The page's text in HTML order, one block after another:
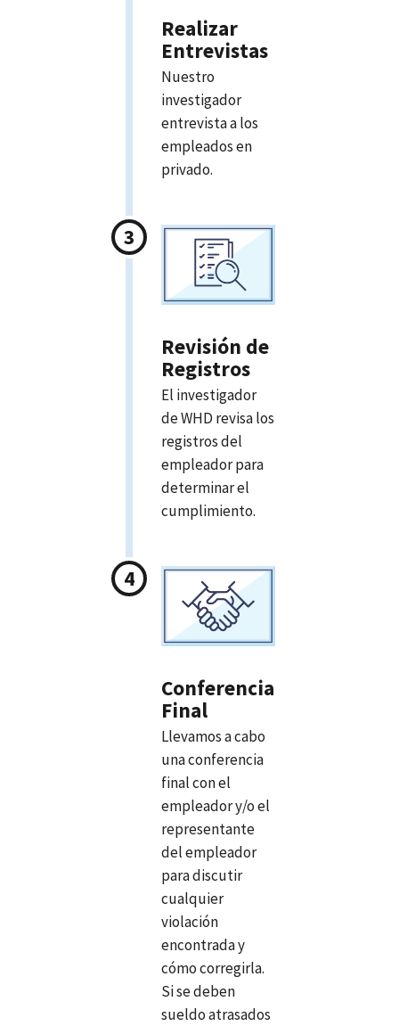
Realizar
Entrevistas
Nuestro
investigador
entrevista a los
empleados en
privado.
Revisión de
Registros
El investigador
de WHD revisa los
registros del
empleador para
determinar el
cumplimiento.
Conferencia
Final
Llevamos a cabo
una conferencia
final con el
empleador y/o el
representante
del empleador
para discutir
cualquier
violación
encontrada y
cómo corregirla.
Si se deben
sueldo atrasados